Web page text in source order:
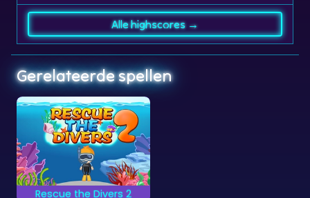
Gerelateerde spellen
Rescue the Divers 2